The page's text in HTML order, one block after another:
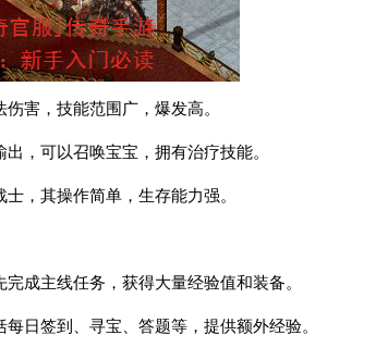
害，技能范围广，爆发高。
，可以召唤宝宝，拥有治疗技能。
士，其操作简单，生存能力强。
完成主线任务，获得大量经验值和装备。
每日签到、寻宝、答题等，提供额外经验。